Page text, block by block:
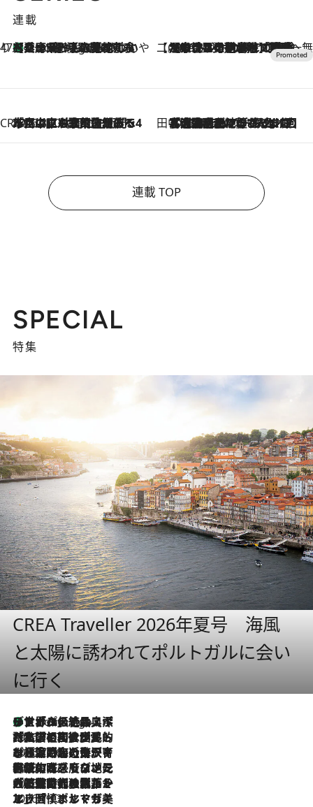
連載
47都道府県の手みやげ ひんやりスイーツで夏を満喫
7 Hours Ago
【兵庫県】この夏絶対食べたい 冷やしておいしいおやつ3選 淡路島の恵みをジェラートに集約 【CREA×星野リゾート】唯一無二。癒しと発見が待つ場所へ
2026.8.7
【トンボの足水浴】ヒノキの香りに包まれて涼感マックス！約13℃の湧水かけ流しを避暑地「星野温泉 トンボの湯」で体験
CREA'S CHOICE
2026.8.7
「立川にも歌舞伎があるんだよ」 片岡仁左衛門・市川中車ら豪華座組みで4年目の立川立飛歌舞伎へ 田中稲の勝手に再ブーム
2026.8.7
「湘南乃風に憧れて」観客大盛上がりの“タオル回し”に、ラッパー顔負けの高速歌唱まで…さだまさし（74）のアグレッシブすぎる現在地
連載 TOP
SPECIAL
特集
CREA Traveller 2026年夏号 海風
と太陽に誘われてポルトガルに会い
に行く
7 Hours Ago
リスボンの絶品スイーツ「パステル・デ・ナタ」とは？ポルトガル伝統の奥深い世界へ
2026.7.27
「私の祖国はポルトガル語です」国民的詩人フェルナンド・ペソアと、彼が愛した文学の街を歩く
2026.7.26
ポルトガル近海が育む極上の海の幸。キリリと冷えた白ワインと愉しむ、シーフード専門店の贅沢
2026.7.22
伝統の味をモダンに昇華。高感度な地元客が集う、リスボンの最旬ガストロノミー
2026.7.21
大航海時代の栄華から、震災、独裁、そして革命へ。ポルトガル・首都リスボンの石畳に刻まれた「歴史の光と影」
2026.7.13
エッセイ・ヤマザキマリ「慎ましくも美しき国 ポルトガル」